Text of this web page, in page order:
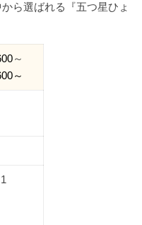
ら選ばれる『五つ星ひょ
～
～